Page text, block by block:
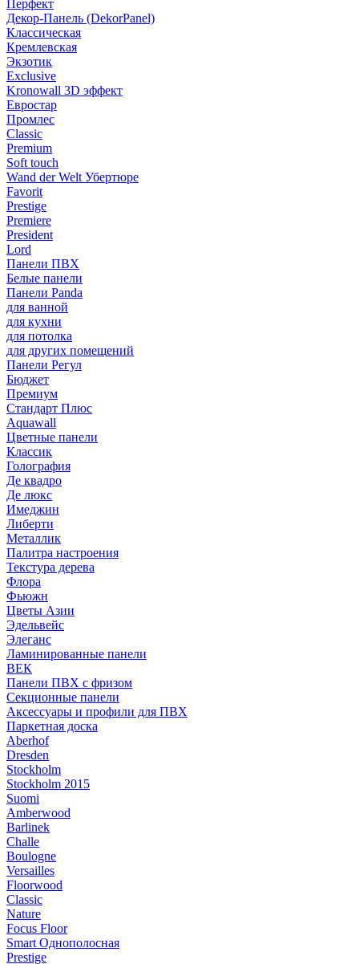
Перфект
Декор-Панель (DekorPanel)
Классическая
Кремлевская
Экзотик
Exclusive
Kronowall 3D эффект
Евростар
Промлес
Classic
Premium
Soft touch
Wand der Welt Убертюре
Favorit
Prestige
Premiere
President
Lord
Панели ПВХ
Белые панели
Панели Panda
для ванной
для кухни
для потолка
для других помещений
Панели Регул
Бюджет
Премиум
Стандарт Плюс
Aquawall
Цветные панели
Классик
Голография
Де квадро
Де люкс
Имеджин
Либерти
Металлик
Палитра настроения
Текстура дерева
Флора
Фьюжн
Цветы Азии
Эдельвейс
Элеганс
Ламинированные панели
ВЕК
Панели ПВХ с фризом
Секционные панели
Аксессуары и профили для ПВХ
Паркетная доска
Aberhof
Dresden
Stockholm
Stockholm 2015
Suomi
Amberwood
Barlinek
Challe
Boulogne
Versailles
Floorwood
Classic
Nature
Focus Floor
Smart Однополосная
Prestige